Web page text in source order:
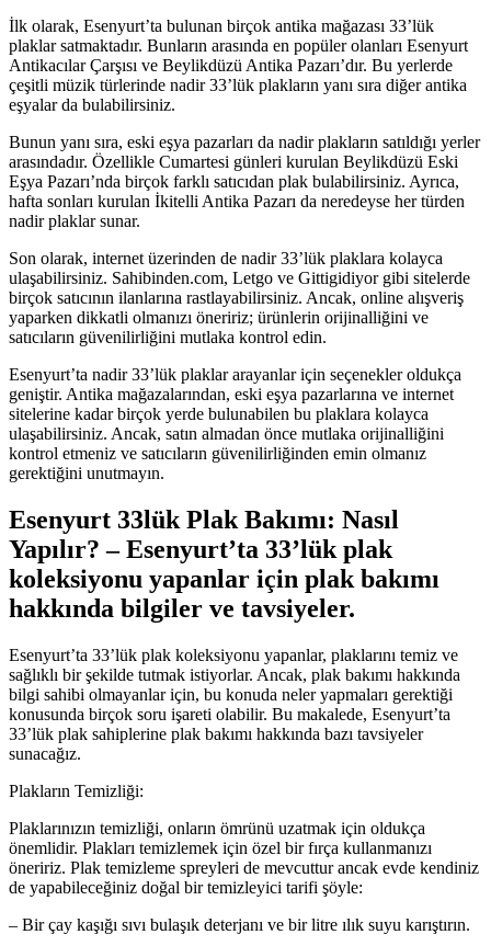
İlk olarak, Esenyurt’ta bulunan birçok antika mağazası 33’lük
plaklar satmaktadır. Bunların arasında en popüler olanları Esenyurt
Antikacılar Çarşısı ve Beylikdüzü Antika Pazarı’dır. Bu yerlerde
çeşitli müzik türlerinde nadir 33’lük plakların yanı sıra diğer antika
eşyalar da bulabilirsiniz.
Bunun yanı sıra, eski eşya pazarları da nadir plakların satıldığı yerler
arasındadır. Özellikle Cumartesi günleri kurulan Beylikdüzü Eski
Eşya Pazarı’nda birçok farklı satıcıdan plak bulabilirsiniz. Ayrıca,
hafta sonları kurulan İkitelli Antika Pazarı da neredeyse her türden
nadir plaklar sunar.
Son olarak, internet üzerinden de nadir 33’lük plaklara kolayca
ulaşabilirsiniz. Sahibinden.com, Letgo ve Gittigidiyor gibi sitelerde
birçok satıcının ilanlarına rastlayabilirsiniz. Ancak, online alışveriş
yaparken dikkatli olmanızı öneririz; ürünlerin orijinalliğini ve
satıcıların güvenilirliğini mutlaka kontrol edin.
Esenyurt’ta nadir 33’lük plaklar arayanlar için seçenekler oldukça
geniştir. Antika mağazalarından, eski eşya pazarlarına ve internet
sitelerine kadar birçok yerde bulunabilen bu plaklara kolayca
ulaşabilirsiniz. Ancak, satın almadan önce mutlaka orijinalliğini
kontrol etmeniz ve satıcıların güvenilirliğinden emin olmanız
gerektiğini unutmayın.
Esenyurt 33lük Plak Bakımı: Nasıl
Yapılır? – Esenyurt’ta 33’lük plak
koleksiyonu yapanlar için plak bakımı
hakkında bilgiler ve tavsiyeler.
Esenyurt’ta 33’lük plak koleksiyonu yapanlar, plaklarını temiz ve
sağlıklı bir şekilde tutmak istiyorlar. Ancak, plak bakımı hakkında
bilgi sahibi olmayanlar için, bu konuda neler yapmaları gerektiği
konusunda birçok soru işareti olabilir. Bu makalede, Esenyurt’ta
33’lük plak sahiplerine plak bakımı hakkında bazı tavsiyeler
sunacağız.
Plakların Temizliği:
Plaklarınızın temizliği, onların ömrünü uzatmak için oldukça
önemlidir. Plakları temizlemek için özel bir fırça kullanmanızı
öneririz. Plak temizleme spreyleri de mevcuttur ancak evde kendiniz
de yapabileceğiniz doğal bir temizleyici tarifi şöyle:
– Bir çay kaşığı sıvı bulaşık deterjanı ve bir litre ılık suyu karıştırın.